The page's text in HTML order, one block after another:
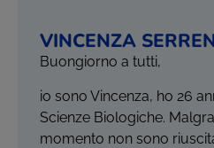
VINCENZA
Buongiorno a tutti,
io sono Vincenza, ho 26
Scienze Biologiche.
momento non sono